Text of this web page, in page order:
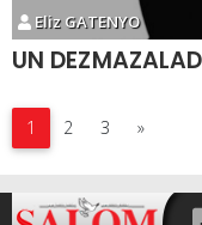
Eliz GATENYO
1 2 3 »